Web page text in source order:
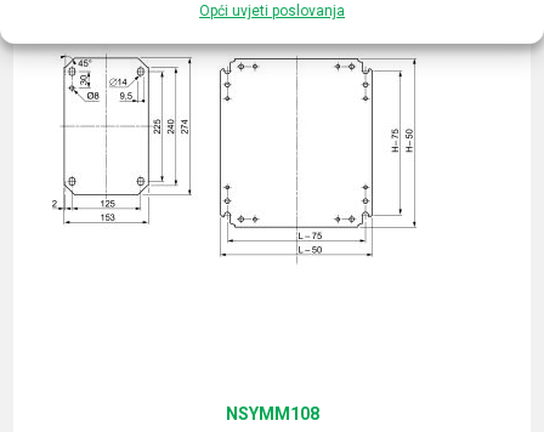
Opći uvjeti poslovanja
NSYMM108